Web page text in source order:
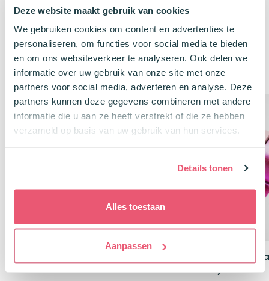
Deze website maakt gebruik van cookies
We gebruiken cookies om content en advertenties te
personaliseren, om functies voor social media te bieden
en om ons websiteverkeer te analyseren. Ook delen we
informatie over uw gebruik van onze site met onze
partners voor social media, adverteren en analyse. Deze
partners kunnen deze gegevens combineren met andere
informatie die u aan ze heeft verstrekt of die ze hebben
verzameld op basis van uw gebruik van hun services.
Details tonen
Alles toestaan
Aanpassen
22,77 prijs
€22,77.
€ 20,53prijs
€20,53.
€9,29
€9,29.€8,38.
Klanten kochten ook
Gelinieerd Neon Mix
Package Deal
-10%
Voordeelset 3 MT
Strawberry